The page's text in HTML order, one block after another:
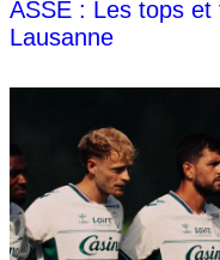
ASSE : Les tops
Lausanne